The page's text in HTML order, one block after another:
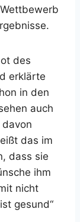
des
erklärte
in den
auch
das im
dass sie
ihm
nicht
gesund“